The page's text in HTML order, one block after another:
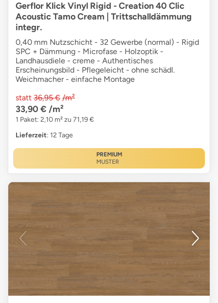
Gerflor Klick Vinyl Rigid - Creation 40 Clic
Acoustic Tamo Cream | Trittschalldämmung
integr.
0,40 mm Nutzschicht - 32 Gewerbe (normal) - Rigid
SPC + Dämmung - Microfase - Holzoptik -
Landhausdiele - creme - Authentisches
Erscheinungsbild - Pflegeleicht - ohne schädl.
Weichmacher - einfache Montage
statt 36,95 € /m²
33,90 € /m²
1 Paket: 2,10 m² zu 71,19 €
Lieferzeit: 12 Tage
PREMIUM
MUSTER